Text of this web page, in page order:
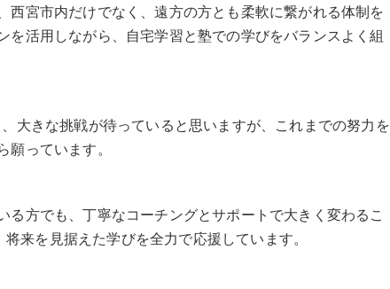
宮市内だけでなく、遠方の方とも柔軟に繋がれる体制を
活用しながら、自宅学習と塾での学びをバランスよく組
大きな挑戦が待っていると思いますが、これまでの努力を
っています。
る方でも、丁寧なコーチングとサポートで大きく変わるこ
来を見据えた学びを全力で応援しています。